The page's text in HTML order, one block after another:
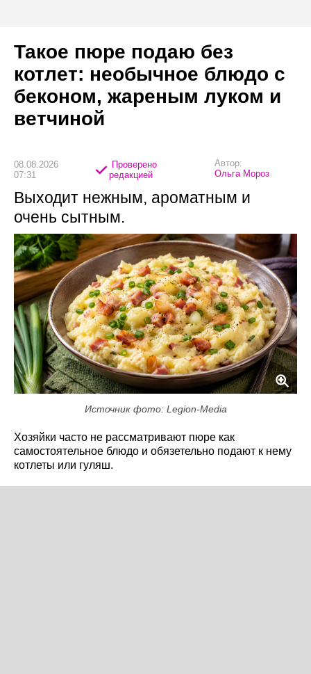
Такое пюре подаю без
котлет: необычное блюдо с
беконом, жареным луком и
ветчиной
08.08.2026
07:31
Проверено
редакцией
Автор:
Ольга Мороз
Выходит нежным, ароматным и
очень сытным.
Источник фото: Legion-Media
Хозяйки часто не рассматривают пюре как
самостоятельное блюдо и обязетельно подают к нему
котлеты или гуляш.